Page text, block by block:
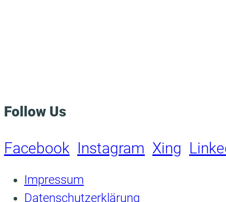
Follow Us
Facebook Instagram Xing
Impressum
Datenschutzerklärung